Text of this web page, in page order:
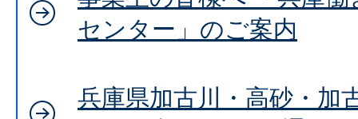
センター」のご案内
兵庫県加古川・高砂・加